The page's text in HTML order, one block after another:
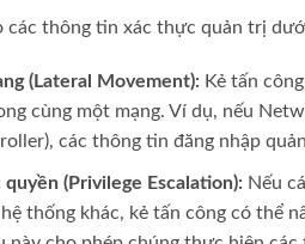
các thông tin xác thực quản trị
(Lateral Movement):Kẻ tấn
cùng một mạng. Ví dụ, nếu
các thông tin đăng nhập
quyền (Privilege Escalation):Nếu
thống khác, kẻ tấn công có thể